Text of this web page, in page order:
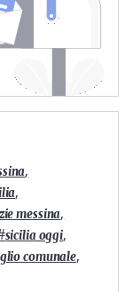
,
,
messina,
sicilia oggi,
comunale,